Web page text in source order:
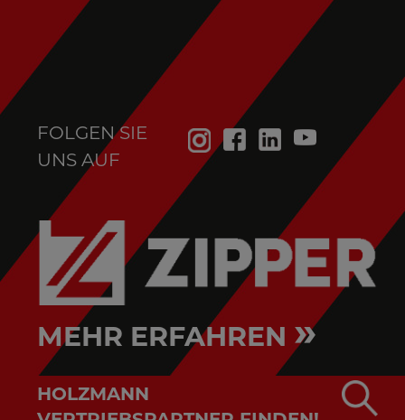
FOLGEN SIE
UNS AUF
MEHR ERFAHREN »
HOLZMANN